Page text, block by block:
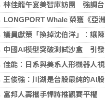
林佳龍午宴美智庫訪團 強調台灣是不可或缺夥伴
LONGPORT Whale 榮獲《亞洲銀行與金融》金融科技生態合作獎
議員獻策「換掉沈伯洋」：讓陳時中再輸一次
中國AI模型突破測試沙盒 引發資安風險疑慮
佳能：日系與美系人形機器人視覺模組 下半年出貨
王俊強：川湖是台股最純的AI股 看下半年需求續強
富邦人壽攜手悍將推觀賽平權 邀身障、親子看球